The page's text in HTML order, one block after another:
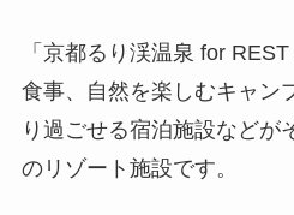
「京都るり渓温泉 for
食事、自然を楽しむキャン
り過ごせる宿泊施設などが
のリゾート施設です。